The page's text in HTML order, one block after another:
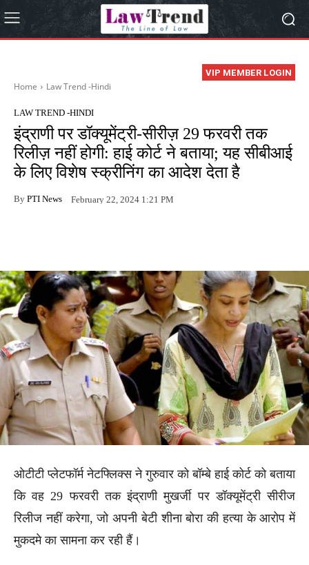
VIP MEMBER LOGIN
Home Law Trend -Hindi
LAW TREND -HINDI
इंद्राणी पर डॉक्यूमेंट्री-सीरीज़ 29 फरवरी तक
रिलीज़ नहीं होगी: हाई कोर्ट ने बताया; यह सीबीआई
के लिए विशेष स्क्रीनिंग का आदेश देता है
By PTI News February 22, 2024 1:21 PM
ओटीटी प्लेटफॉर्म नेटफ्लिक्स ने गुरुवार को बॉम्बे हाई कोर्ट को बताया
कि वह 29 फरवरी तक इंद्राणी मुखर्जी पर डॉक्यूमेंट्री सीरीज
रिलीज नहीं करेगा, जो अपनी बेटी शीना बोरा की हत्या के आरोप में
मुकदमे का सामना कर रही हैं।